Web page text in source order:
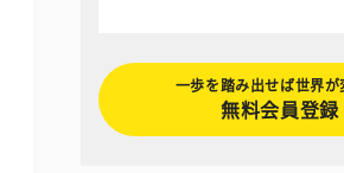
一歩を踏み出せば世界が
無料会員登録